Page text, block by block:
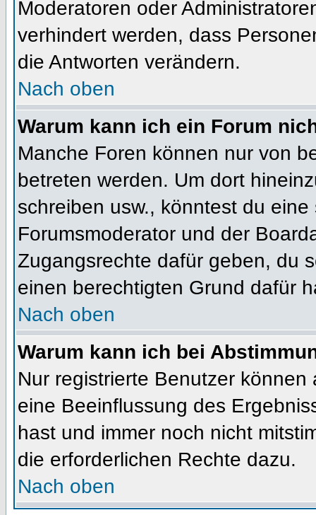
Moderatoren oder
verhindert werden, dass
die Antworten verändern.
Nach oben
Warum kann ich ein Forum
Manche Foren können nur von
betreten werden. Um dort
schreiben usw., könntest du
Forumsmoderator und der
Zugangsrechte dafür geben, du
einen berechtigten Grund dafür
Nach oben
Warum kann ich bei
Nur registrierte Benutzer
eine Beeinflussung des
hast und immer noch nicht
die erforderlichen Rechte dazu.
Nach oben